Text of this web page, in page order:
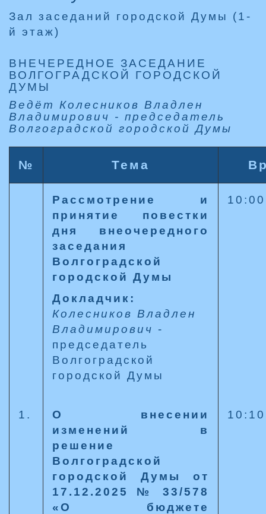
Зал заседаний городской Думы (1-
й этаж)
ВНЕЧЕРЕДНОЕ ЗАСЕДАНИЕ
ВОЛГОГРАДСКОЙ ГОРОДСКОЙ
ДУМЫ
Ведёт Колесников Владлен
Владимирович - председатель
Волгоградской городской Думы
№ Тема
Рассмотрение и
принятие повестки
дня внеочередного
заседания
Волгоградской
городской Думы
Докладчик:
Колесников Владлен
Владимирович -
председатель
Волгоградской
городской Думы
1.
О внесении
изменений в
решение
Волгоградской
городской Думы от
17.12.2025 № 33/578
«О бюджете